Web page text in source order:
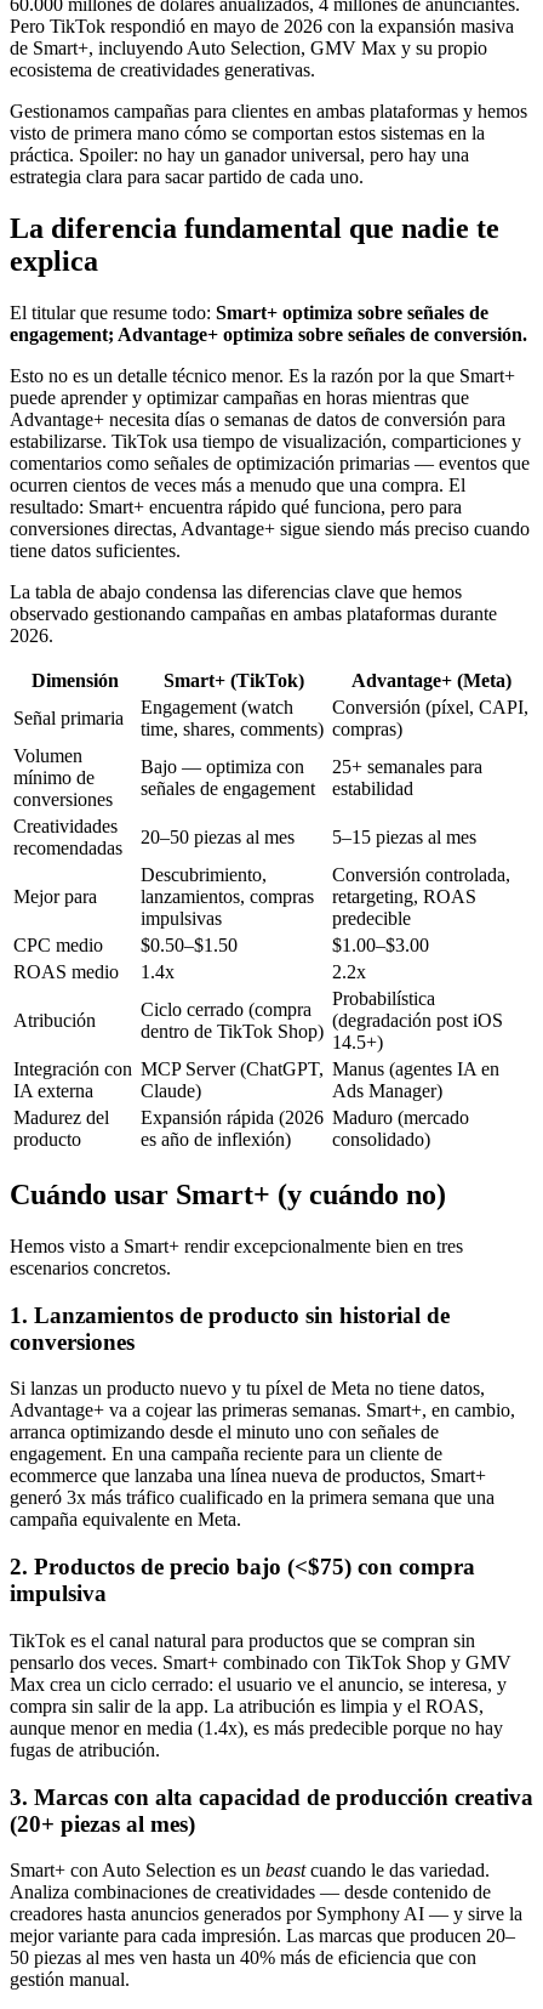
60.000 millones de dólares anualizados, 4 millones de anunciantes.
Pero TikTok respondió en mayo de 2026 con la expansión masiva
de Smart+, incluyendo Auto Selection, GMV Max y su propio
ecosistema de creatividades generativas.
Gestionamos campañas para clientes en ambas plataformas y hemos
visto de primera mano cómo se comportan estos sistemas en la
práctica. Spoiler: no hay un ganador universal, pero hay una
estrategia clara para sacar partido de cada uno.
La diferencia fundamental que nadie te
explica
El titular que resume todo: Smart+ optimiza sobre señales de
engagement; Advantage+ optimiza sobre señales de conversión.
Esto no es un detalle técnico menor. Es la razón por la que Smart+
puede aprender y optimizar campañas en horas mientras que
Advantage+ necesita días o semanas de datos de conversión para
estabilizarse. TikTok usa tiempo de visualización, comparticiones y
comentarios como señales de optimización primarias — eventos que
ocurren cientos de veces más a menudo que una compra. El
resultado: Smart+ encuentra rápido qué funciona, pero para
conversiones directas, Advantage+ sigue siendo más preciso cuando
tiene datos suficientes.
La tabla de abajo condensa las diferencias clave que hemos
observado gestionando campañas en ambas plataformas durante
2026.
Dimensión Smart+ (TikTok)
Advantage+ (Meta)
Señal primaria
Engagement (watch
time, shares, comments)
Conversión (píxel, CAPI,
compras)
Volumen
mínimo de
conversiones
Bajo — optimiza con
señales de engagement
25+ semanales para
estabilidad
Creatividades
recomendadas
20–50 piezas al mes 5–15 piezas al mes
Mejor para
Descubrimiento,
lanzamientos, compras
impulsivas
Conversión controlada,
retargeting, ROAS
predecible
CPC medio
$0.50–$1.50
$1.00–$3.00
ROAS medio
1.4x 2.2x
Atribución
Ciclo cerrado (compra
dentro de TikTok Shop)
Probabilística
(degradación post iOS
14.5+)
Integración con
IA externa
MCP Server (ChatGPT,
Claude)
Manus (agentes IA en
Ads Manager)
Madurez del
producto
Expansión rápida (2026
es año de inflexión)
Maduro (mercado
consolidado)
Cuándo usar Smart+ (y cuándo no)
Hemos visto a Smart+ rendir excepcionalmente bien en tres
escenarios concretos.
1. Lanzamientos de producto sin historial de
conversiones
Si lanzas un producto nuevo y tu píxel de Meta no tiene datos,
Advantage+ va a cojear las primeras semanas. Smart+, en cambio,
arranca optimizando desde el minuto uno con señales de
engagement. En una campaña reciente para un cliente de
ecommerce que lanzaba una línea nueva de productos, Smart+
generó 3x más tráfico cualificado en la primera semana que una
campaña equivalente en Meta.
2. Productos de precio bajo (<$75) con compra
impulsiva
TikTok es el canal natural para productos que se compran sin
pensarlo dos veces. Smart+ combinado con TikTok Shop y GMV
Max crea un ciclo cerrado: el usuario ve el anuncio, se interesa, y
compra sin salir de la app. La atribución es limpia y el ROAS,
aunque menor en media (1.4x), es más predecible porque no hay
fugas de atribución.
3. Marcas con alta capacidad de producción creativa
(20+ piezas al mes)
Smart+ con Auto Selection es un beastcuando le das variedad.
Analiza combinaciones de creatividades — desde contenido de
creadores hasta anuncios generados por Symphony AI — y sirve la
mejor variante para cada impresión. Las marcas que producen 20–
50 piezas al mes ven hasta un 40% más de eficiencia que con
gestión manual.